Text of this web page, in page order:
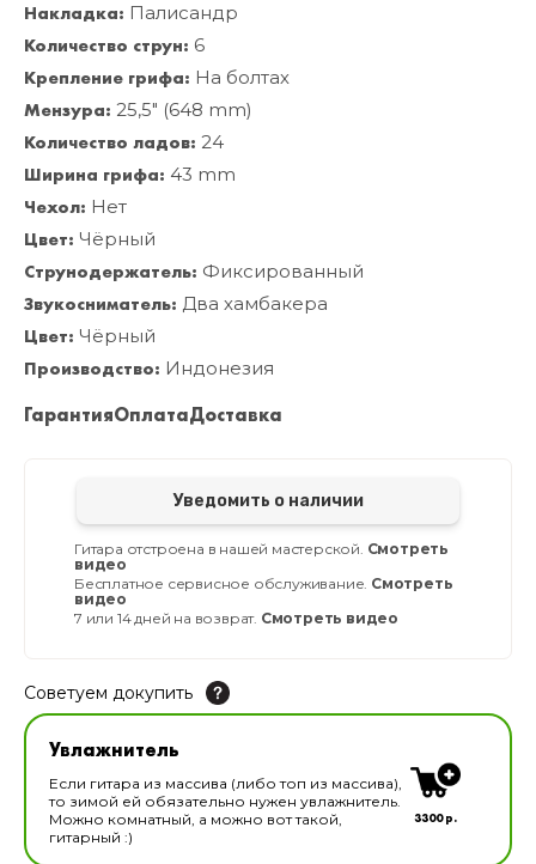
Накладка: Палисандр
Количество струн: 6
Крепление грифа: На болтах
Мензура: 25,5" (648 mm)
Количество ладов: 24
Ширина грифа: 43 mm
Чехол: Нет
Цвет: Чёрный
Струнодержатель: Фиксированный
Звукосниматель: Два хамбакера
Цвет: Чёрный
Производство: Индонезия
ГарантияОплатаДоставка
Уведомить о наличии
Гитара отстроена в нашей мастерской. Смотреть
видео
Бесплатное сервисное обслуживание. Смотреть
видео
7 или 14 дней на возврат. Смотреть видео
Советуем докупить
Увлажнитель для музыкальных инструментов
В наличии
Увлажнитель
Если гитара из массива (либо топ из массива),
то зимой ей обязательно нужен увлажнитель.
Можно комнатный, а можно вот такой,
гитарный :)
3300 р.